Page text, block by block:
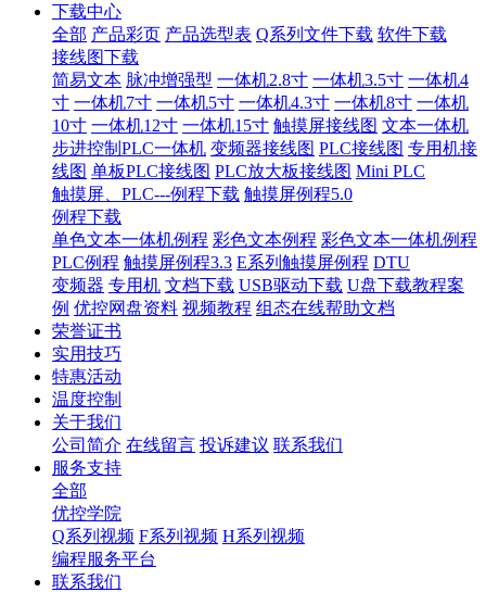
下载中心
全部 产品彩页 产品选型表 Q系列文件下载 软件下载
接线图下载
简易文本 脉冲增强型 一体机2.8寸 一体机3.5寸 一体机4
寸 一体机7寸 一体机5寸 一体机4.3寸 一体机8寸 一体机
10寸 一体机12寸 一体机15寸 触摸屏接线图 文本一体机
步进控制PLC一体机 变频器接线图 PLC接线图 专用机接
线图 单板PLC接线图 PLC放大板接线图 Mini PLC
触摸屏、PLC---例程下载 触摸屏例程5.0
例程下载
单色文本一体机例程 彩色文本例程 彩色文本一体机例程
PLC例程 触摸屏例程3.3 E系列触摸屏例程 DTU
变频器 专用机 文档下载 USB驱动下载 U盘下载教程案
例 优控网盘资料 视频教程 组态在线帮助文档
荣誉证书
实用技巧
特惠活动
温度控制
关于我们
公司简介 在线留言 投诉建议 联系我们
服务支持
全部
优控学院
Q系列视频 F系列视频 H系列视频
编程服务平台
联系我们